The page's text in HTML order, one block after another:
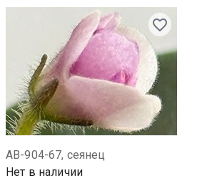
АВ-904-67, сеянец
Нет в наличии